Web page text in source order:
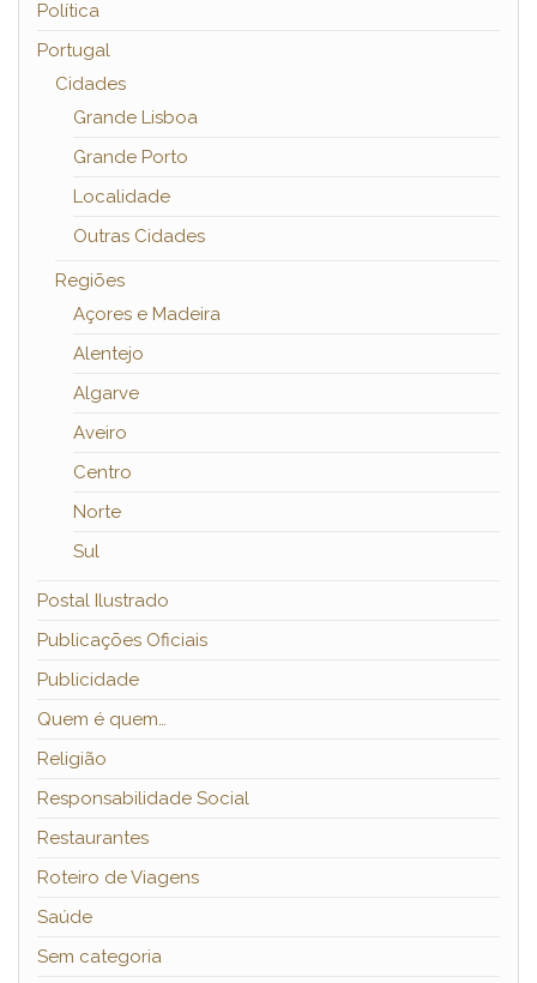
Política
Portugal
Cidades
Grande Lisboa
Grande Porto
Localidade
Outras Cidades
Regiões
Açores e Madeira
Alentejo
Algarve
Aveiro
Centro
Norte
Sul
Postal Ilustrado
Publicações Oficiais
Publicidade
Quem é quem…
Religião
Responsabilidade Social
Restaurantes
Roteiro de Viagens
Saúde
Sem categoria